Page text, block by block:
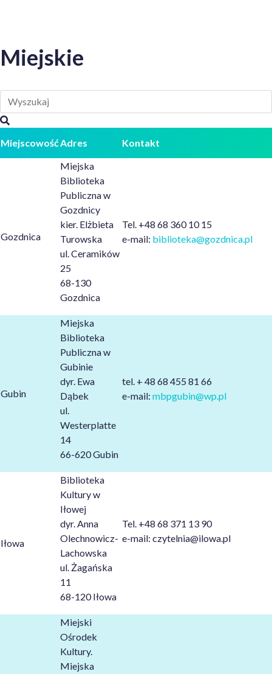
Miejskie
MiejscowośćAdres Kontakt
Gozdnica
Miejska
Biblioteka
Publiczna w
Gozdnicy
kier. Elżbieta
Turowska
ul. Ceramików
25
68-130
Gozdnica
Tel. +48 68 360 10 15
e-mail: biblioteka@gozdnica.pl
Gubin
Miejska
Biblioteka
Publiczna w
Gubinie
dyr. Ewa
Dąbek
ul.
Westerplatte
14
66-620 Gubin
tel. + 48 68 455 81 66
e-mail: mbpgubin@wp.pl
Iłowa
Biblioteka
Kultury w
Iłowej
dyr. Anna
Olechnowicz-
Lachowska
ul. Żagańska
11
68-120 Iłowa
Tel. +48 68 371 13 90
e-mail: czytelnia@ilowa.pl
Miejski
Ośrodek
Kultury.
Miejska